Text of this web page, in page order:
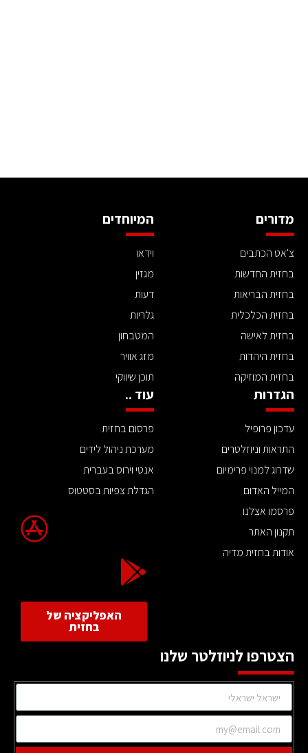
מדורים
צ'אט הכתבים
בחזית החדשות
בחזית הבריאות
בחזית הכלכלית
בחזית לאישה
בחזית היהדות
בחזית המוזיקה
המיוחדים
וידאו
מגזין
דעות
גלריות
המטבחון
מזג אוויר
תוכן שיווקי
הגדרות
עדכון פרופיל
התראות וניוזלטרים
שדרוג למנוי פרימיום
המייל האדום
פרסמו אצלנו
תקנון האתר
אודות בחזית מדיה
עוד ..
פרסום בחזית
מערכת ניהול לידים
אנטי וירוס בעברית
הגדלת צפיות בסטטוס
האפליקציה של
בחזית
הצטרפו לניוזלטר שלנו